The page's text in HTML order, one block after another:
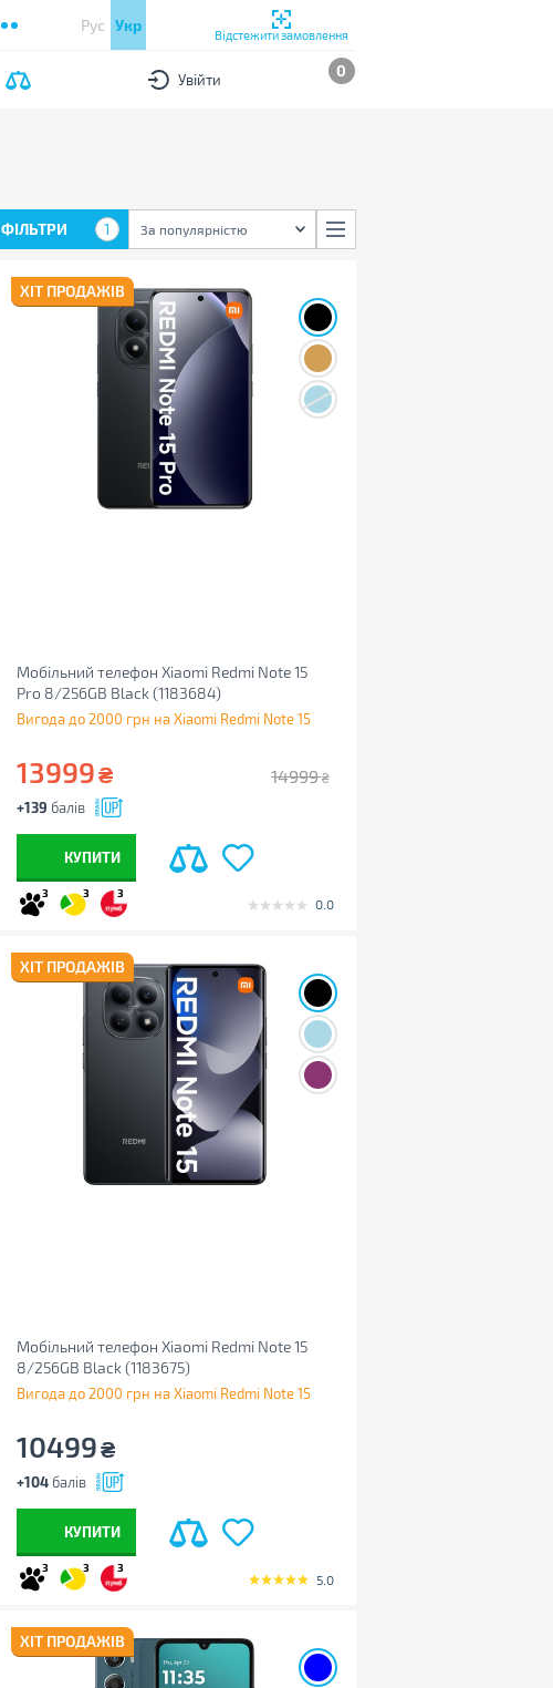
Рус Укр
Відстежити замовлення
Увійти 0
ФІЛЬТРИ 1 За популярністю
ХІТ ПРОДАЖІВ
Мобільний телефон Xiaomi Redmi Note 15
Pro 8/256GB Black (1183684)
Вигода до 2000 грн на Xiaomi Redmi Note 15
13999₴ 14999 ₴
+139 балів
КУПИТИ
3 3 3
0.0
ХІТ ПРОДАЖІВ
Мобільний телефон Xiaomi Redmi Note 15
8/256GB Black (1183675)
Вигода до 2000 грн на Xiaomi Redmi Note 15
10499₴
+104 балів
КУПИТИ
3 3 3
5.0
ХІТ ПРОДАЖІВ